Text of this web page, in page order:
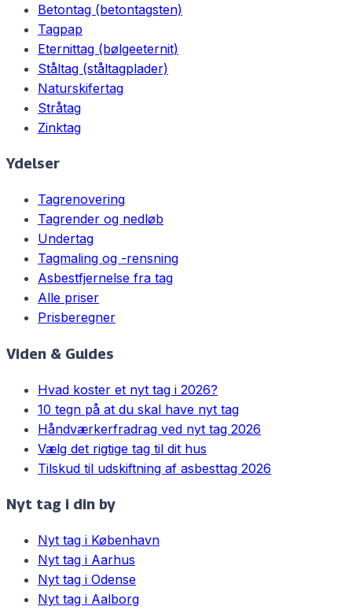
Betontag (betontagsten)
Tagpap
Eternittag (bølgeeternit)
Ståltag (ståltagplader)
Naturskifertag
Stråtag
Zinktag
Ydelser
Tagrenovering
Tagrender og nedløb
Undertag
Tagmaling og -rensning
Asbestfjernelse fra tag
Alle priser
Prisberegner
Viden & Guides
Hvad koster et nyt tag i 2026?
10 tegn på at du skal have nyt tag
Håndværkerfradrag ved nyt tag 2026
Vælg det rigtige tag til dit hus
Tilskud til udskiftning af asbesttag 2026
Nyt tag i din by
Nyt tag i København
Nyt tag i Aarhus
Nyt tag i Odense
Nyt tag i Aalborg